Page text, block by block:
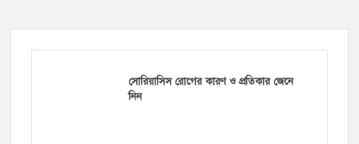
সোরিয়াসিস রোগের কারণ ও প্রতিকার জেনে
নিন